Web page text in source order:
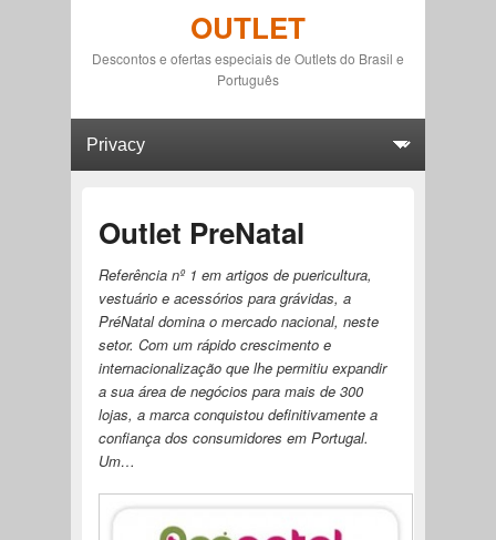
OUTLET
Descontos e ofertas especiais de Outlets do Brasil e
Português
Outlet PreNatal
Referência nº 1 em artigos de puericultura,
vestuário e acessórios para grávidas, a
PréNatal domina o mercado nacional, neste
setor. Com um rápido crescimento e
internacionalização que lhe permitiu expandir
a sua área de negócios para mais de 300
lojas, a marca conquistou definitivamente a
confiança dos consumidores em Portugal.
Um…